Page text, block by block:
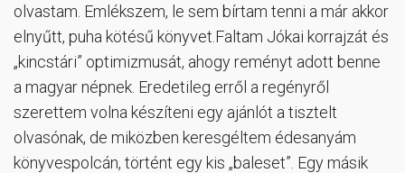
olvastam. Emlékszem, le sem bírtam tenni a már akkor
elnyűtt, puha kötésű könyvet.Faltam Jókai korrajzát és
„kincstári” optimizmusát, ahogy reményt adott benne
a magyar népnek. Eredetileg erről a regényről
szerettem volna készíteni egy ajánlót a tisztelt
olvasónak, de miközben keresgéltem édesanyám
könyvespolcán, történt egy kis „baleset”. Egy másik